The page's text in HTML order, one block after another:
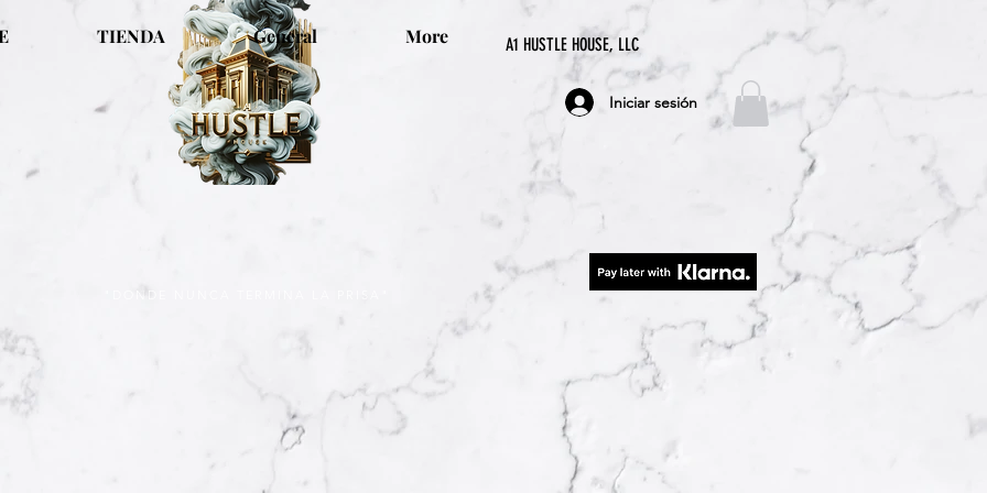
A1 HUSTLE HOUSE, LLC
TIENDA General More
Iniciar sesión